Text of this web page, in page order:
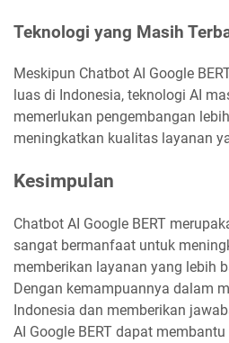
Teknologi yang Masih
Meskipun Chatbot AI Google
luas di Indonesia, teknologi AI
memerlukan pengembangan
meningkatkan kualitas layanan
Kesimpulan
Chatbot AI Google BERT
sangat bermanfaat untuk
memberikan layanan yang lebih
Dengan kemampuannya dalam
Indonesia dan memberikan
AI Google BERT dapat